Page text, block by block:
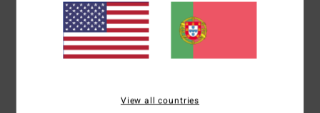
pneus de automóveis reaproveitados e desperdícios de
neoprene juntam-se para criar um isolamento térmico
superior com uma elasticidade leve
Costuras exteriores: F-Lock
Fato completo de mangas curtas
View all countries